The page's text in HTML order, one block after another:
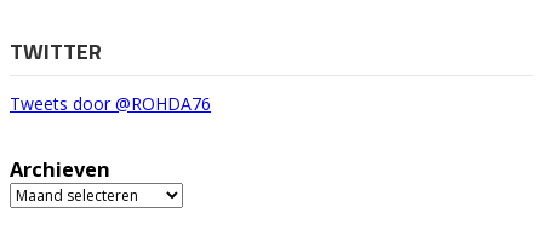
TWITTER
Tweets door @ROHDA76
Archieven
Archieven